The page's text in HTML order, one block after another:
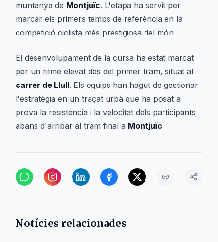
muntanya de Montjuïc. L'etapa ha servit per
marcar els primers temps de referència en la
competició ciclista més prestigiosa del món.
El desenvolupament de la cursa ha estat marcat
per un ritme elevat des del primer tram, situat al
carrer de Llull. Els equips han hagut de gestionar
l'estratègia en un traçat urbà que ha posat a
prova la resistència i la velocitat dels participants
abans d'arribar al tram final a Montjuïc.
Notícies relacionades